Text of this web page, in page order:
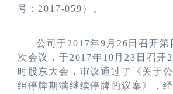
号： 2017-059 ）。
公司于2017年9 月 26 日召开第
次会议，于2017年10 月 23 日召开
时股东大会，审议通过了《关于
组停牌期满继续停牌的议案》，